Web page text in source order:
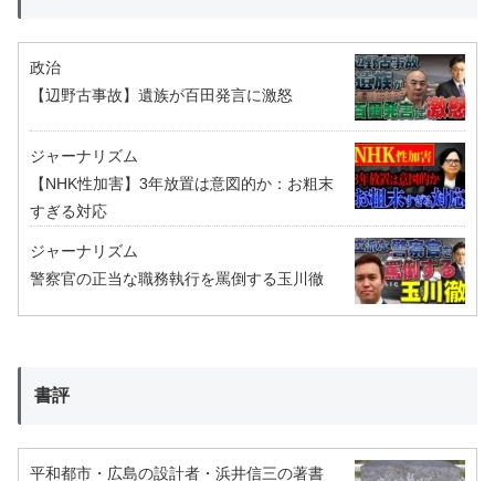
政治
【辺野古事故】遺族が百田発言に激怒
ジャーナリズム
【NHK性加害】3年放置は意図的か：お粗末
すぎる対応
ジャーナリズム
警察官の正当な職務執行を罵倒する玉川徹
書評
平和都市・広島の設計者・浜井信三の著書